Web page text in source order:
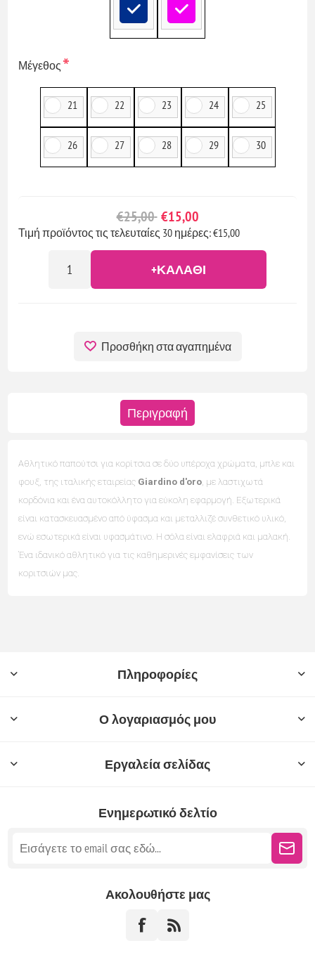
Μέγεθος*
21 22 23 24 25
26 27 28 29 30
€25,00 €15,00
Τιμή προϊόντος τις τελευταίες 30 ημέρες: €15,00
+ΚΑΛΆΘΙ
Προσθήκη στα αγαπημένα
Περιγραφή
Αθλητικό παπούτσι για κορίτσια σε δύο υπέροχα χρώματα, μπλε και
φουξ, της ιταλικής εταιρείας Giardino d'oro , με λαστιχωτά
κορδόνια και ένα αυτοκόλλητο για εύκολη εφαρμογή. Εξωτερικά
είναι κατασκευασμένο από ύφασμα και μεταλλιζέ συνθετικό υλικό,
ενώ εσωτερικά είναι υφασμάτινο. Η σόλα είναι ελαφριά και μαλακή.
Ένα ιδανικό αθλητικό για τις καθημερινές εμφανίσεις των
κοριτσιών μας.
Πληροφορίες
Ο λογαριασμός μου
Εργαλεία σελίδας
Ενημερωτικό δελτίο
Ακολουθήστε μας